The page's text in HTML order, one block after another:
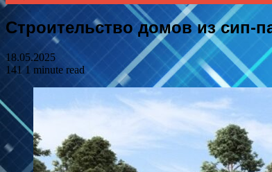
for
Строительство домов из сип-
18.05.2025
141 1 minute read